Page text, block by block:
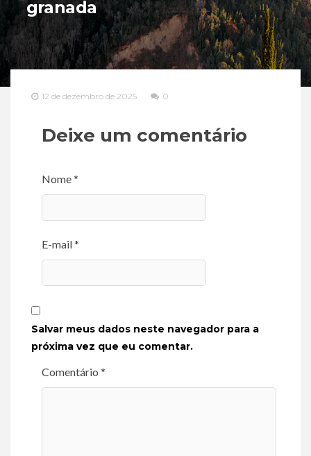
granada
12 de dezembro de 2025 0
Deixe um comentário
Nome *
E-mail *
Salvar meus dados neste navegador para a
próxima vez que eu comentar.
Comentário *